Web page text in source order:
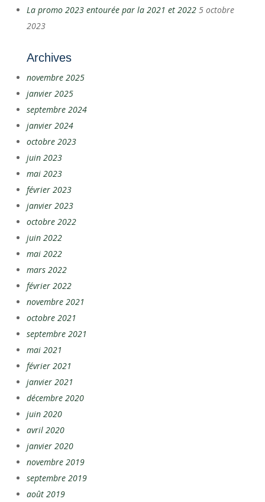
La promo 2023 entourée par la 2021 et 2022 5 octobre
2023
Archives
novembre 2025
janvier 2025
septembre 2024
janvier 2024
octobre 2023
juin 2023
mai 2023
février 2023
janvier 2023
octobre 2022
juin 2022
mai 2022
mars 2022
février 2022
novembre 2021
octobre 2021
septembre 2021
mai 2021
février 2021
janvier 2021
décembre 2020
juin 2020
avril 2020
janvier 2020
novembre 2019
septembre 2019
août 2019